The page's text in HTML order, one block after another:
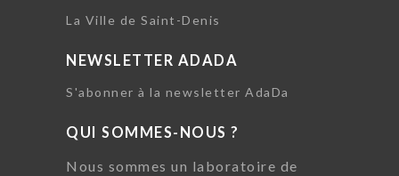
La Ville de Saint-Denis
NEWSLETTER ADADA
S'abonner à la newsletter AdaDa
QUI SOMMES-NOUS ?
Nous sommes un laboratoire de